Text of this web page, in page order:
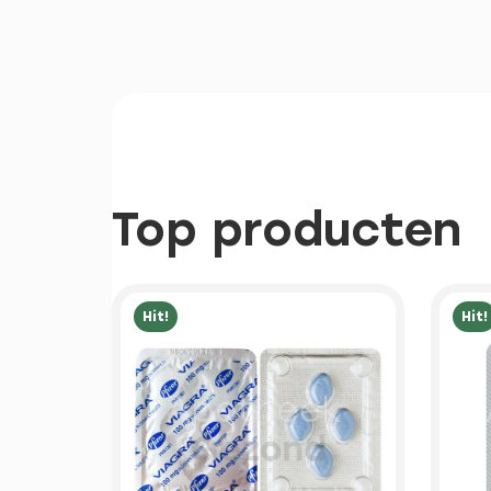
Top producten
Hit! Hit!